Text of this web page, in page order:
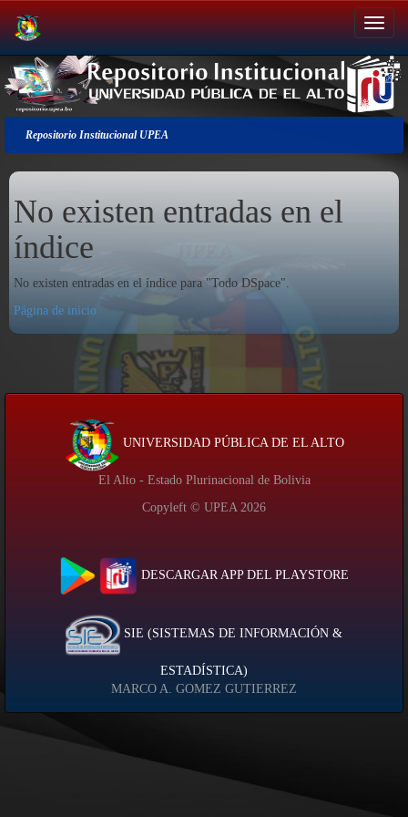
Salir
de
la
navegación
Repositorio Institucional UPEA
No existen entradas en el
índice
No existen entradas en el índice para "Todo DSpace".
Página de inicio
UNIVERSIDAD PÚBLICA DE EL ALTO
El Alto - Estado Plurinacional de Bolivia
Copyleft © UPEA 2026
DESCARGAR APP DEL PLAYSTORE
SIE (SISTEMAS DE INFORMACIÓN &
ESTADÍSTICA)
MARCO A. GOMEZ GUTIERREZ